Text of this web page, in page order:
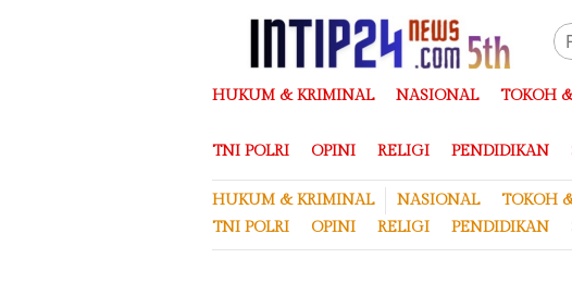
HUKUM & KRIMINAL NASIONAL TOKOH
TNI POLRI OPINI RELIGI PENDIDIKAN
HUKUM & KRIMINAL NASIONAL TOKOH
TNI POLRI
OPINI RELIGI PENDIDIKAN